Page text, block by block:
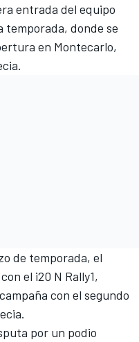
entrada del equipo
temporada, donde se
en Montecarlo,
de temporada, el
el i20 N Rally1,
con el segundo
por un podio